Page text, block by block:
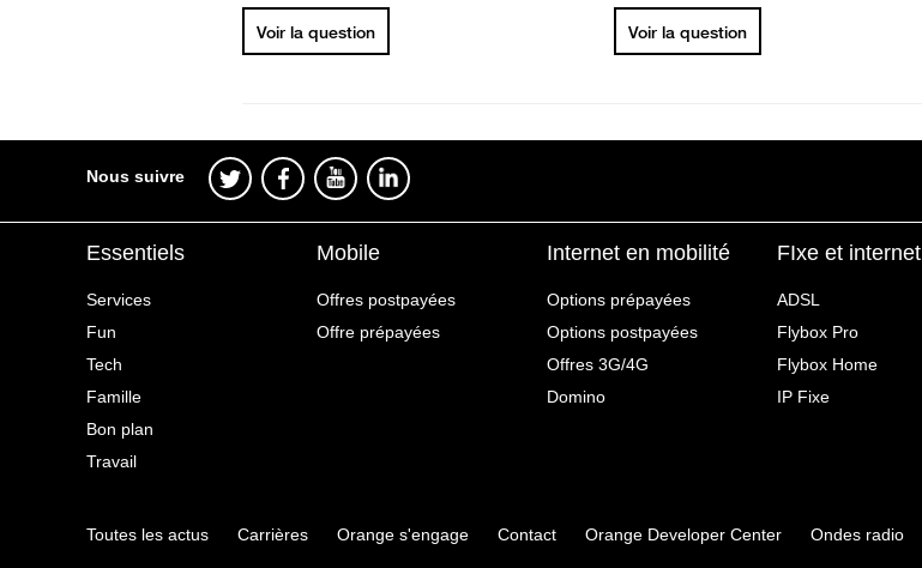
Voir la question Voir la question
Nous suivre
Essentiels
Services
Fun
Tech
Famille
Bon plan
Travail
Mobile
Offres postpayées
Offre prépayées
Internet en mobilité
Options prépayées
Options postpayées
Offres 3G/4G
Domino
FIxe et internet
ADSL
Flybox Pro
Flybox Home
IP Fixe
Toutes les actus Carrières Orange s'engage Contact Orange Developer Center Ondes radio